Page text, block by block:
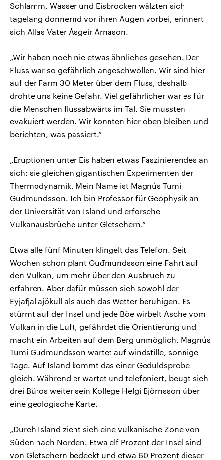
Schlamm, Wasser und Eisbrocken wälzten sich
tagelang donnernd vor ihren Augen vorbei, erinnert
sich Allas Vater Ásgeir Árnason.
„Wir haben noch nie etwas ähnliches gesehen. Der
Fluss war so gefährlich angeschwollen. Wir sind hier
auf der Farm 30 Meter über dem Fluss, deshalb
drohte uns keine Gefahr. Viel gefährlicher war es für
die Menschen flussabwärts im Tal. Sie mussten
evakuiert werden. Wir konnten hier oben bleiben und
berichten, was passiert.“
„Eruptionen unter Eis haben etwas Faszinierendes an
sich: sie gleichen gigantischen Experimenten der
Thermodynamik. Mein Name ist Magnús Tumi
Guđmundsson. Ich bin Professor für Geophysik an
der Universität von Island und erforsche
Vulkanausbrüche unter Gletschern.“
Etwa alle fünf Minuten klingelt das Telefon. Seit
Wochen schon plant Guđmundsson eine Fahrt auf
den Vulkan, um mehr über den Ausbruch zu
erfahren. Aber dafür müssen sich sowohl der
Eyjafjallajökull als auch das Wetter beruhigen. Es
stürmt auf der Insel und jede Böe wirbelt Asche vom
Vulkan in die Luft, gefährdet die Orientierung und
macht ein Arbeiten auf dem Berg unmöglich. Magnús
Tumi Guđmundsson wartet auf windstille, sonnige
Tage. Auf Island kommt das einer Geduldsprobe
gleich. Während er wartet und telefoniert, beugt sich
drei Büros weiter sein Kollege Helgi Björnsson über
eine geologische Karte.
„Durch Island zieht sich eine vulkanische Zone von
Süden nach Norden. Etwa elf Prozent der Insel sind
von Gletschern bedeckt und etwa 60 Prozent dieser